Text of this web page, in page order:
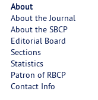
About
About the Journal
About the SBCP
Editorial Board
Sections
Statistics
Patron of RBCP
Contact Info